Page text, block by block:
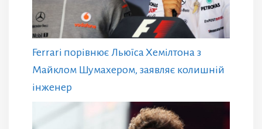
Ferrari порівнює Льюїса Хемілтона з
Майклом Шумахером, заявляє колишній
інженер